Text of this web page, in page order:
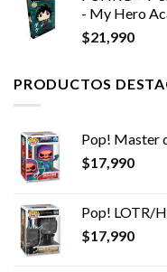
- My Hero
$21,990
PRODUCTOS
Pop! Master
$17,990
Pop! LOTR/
$17,990